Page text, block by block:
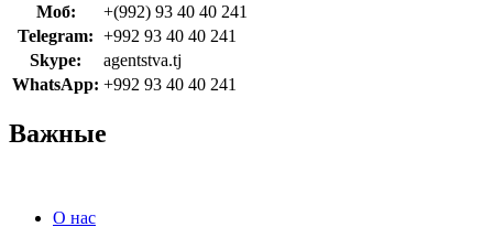
Моб:
+(992) 93 40 40 241
Telegram: +992 93 40 40 241
Skype:
agentstva.tj
WhatsApp: +992 93 40 40 241
Важные
О нас